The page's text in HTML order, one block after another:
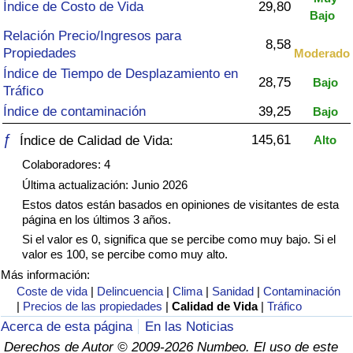
Índice de Costo de Vida 29,80
Bajo
Relación Precio/Ingresos para
Propiedades
8,58
Moderado
Índice de Tiempo de Desplazamiento en
Tráfico
28,75 Bajo
Índice de contaminación 39,25 Bajo
ƒ Índice de Calidad de Vida: 145,61
Alto
Colaboradores: 4
Última actualización: Junio 2026
Estos datos están basados en opiniones de visitantes de esta
página en los últimos 3 años.
Si el valor es 0, significa que se percibe como muy bajo. Si el
valor es 100, se percibe como muy alto.
Más información:
Coste de vida | Delincuencia |Clima | Sanidad |Contaminación
| Precios de las propiedades |Calidad de Vida |Tráfico
Acerca de esta página
En las Noticias
Derechos de Autor © 2009-2026 Numbeo. El uso de este
Índice de criminalidad por país
Sanidad
Índice de Sanidad (Actual)
Índice de Sanidad
Índice de Sanidad por País
Contaminación
Índice de Contaminación (Actual)
Índice de contaminación
Índice de Contaminación por País